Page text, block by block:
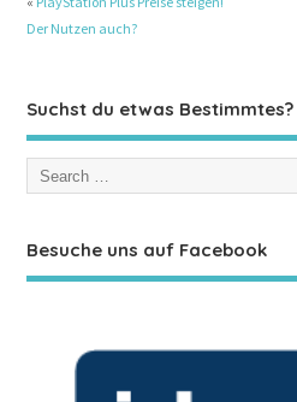
Der Nutzen auch?
Suchst du etwas Bestimmtes?
Besuche uns auf Facebook